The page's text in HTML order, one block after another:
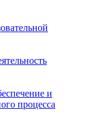
и
процесса